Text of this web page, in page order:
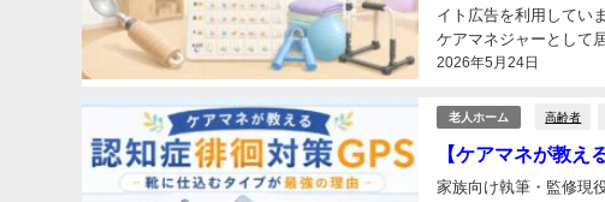
2026年5月24日
イト広告を利用しています こんにちは、現役ケアマネジャーのふみーずです。 東京都
ケアマネジャーとして居宅支援事業
していて不安」 「転倒
老人ホーム 高齢者
【ケアマネが教え
家族向け執筆・監修現